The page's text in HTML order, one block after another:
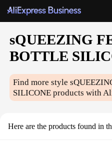
sQUEEZING
BOTTLE
Find more style
SILICONE products with
Here are the products found in